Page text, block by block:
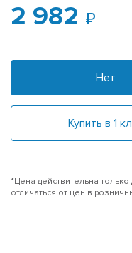
2 982
Нет
Купить в 1
*Цена действительна
отличаться от цен в